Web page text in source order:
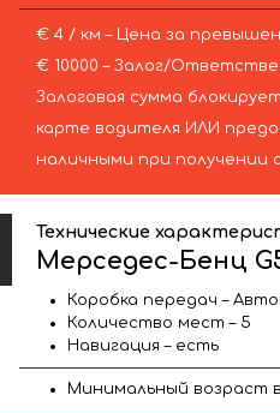
€ 4 / км – Цена за
€ 10000 – Залог/
Залоговая сумма
карте водителя ИЛИ
наличными при получении
Технические
Мерседес-Бенц
Коробка передач –
Количество мест – 5
Навигация – есть
Минимальный возраст